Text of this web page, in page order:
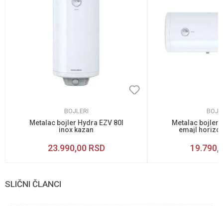
BOJLERI
Metalac bojler Hydra EZV 80l
inox kazan
23.990,00 RSD
Metalac bojler
emajl
SLIČNI ČLANCI